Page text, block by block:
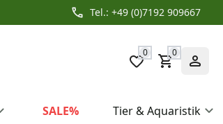
Tel.: +49 (0)7192 909667
0 0
SALE%
Tier & Aquaristik